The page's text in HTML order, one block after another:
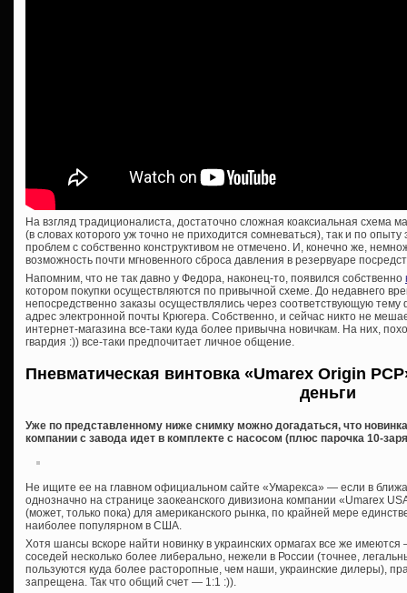
На взгляд традиционалиста, достаточно сложная коаксиальная схема
(в словах которого уж точно не приходится сомневаться), так и по
проблем с собственно конструктивом не отмечено. И, конечно же,
возможность почти мгновенного сброса давления в резервуаре
Напомним, что не так давно у Федора, наконец-то, появился собственно
котором покупки осуществляются по привычной схеме. До недавнего
непосредственно заказы осуществлялись через соответствующую
адрес электронной почты Крюгера. Собственно, и сейчас никто не
интернет-магазина все-таки куда более привычна новичкам. На них,
гвардия :)) все-таки предпочитает личное общение.
Пневматическая винтовка «Umarex Origin
деньги
Уже по представленному ниже снимку можно догадаться, что
компании с завода идет в комплекте с насосом (плюс парочка 10-
Не ищите ее на главном официальном сайте «Умарекса» — если в
однозначно на странице заокеанского дивизиона компании «Umarex
(может, только пока) для американского рынка, по крайней мере
наиболее популярном в США.
Хотя шансы вскоре найти новинку в украинских ормагах все же
соседей несколько более либерально, нежели в России (точнее,
пользуются куда более расторопные, чем наши, украинские дилеры),
запрещена. Так что общий счет — 1:1 :)).